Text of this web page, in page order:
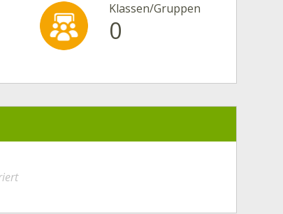
Klassen/Gruppen
0